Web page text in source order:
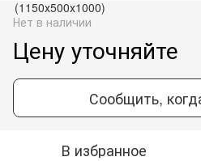
Нет в наличии
Цену уточняйте
Сообщить,
В избранное